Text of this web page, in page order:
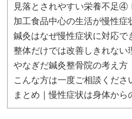
見落とされやすい栄養不足④
加工食品中心の生活が慢性症
鍼灸はなぜ慢性症状に対応で
整体だけでは改善しきれない
やなぎだ鍼灸整骨院の考え方
こんな方は一度ご相談くださ
まとめ｜慢性症状は身体か